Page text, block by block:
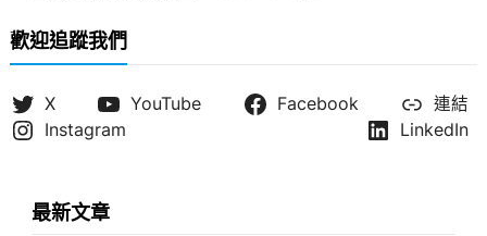
歡迎追蹤我們
X YouTube Facebook
連結
Instagram
LinkedIn
最新文章